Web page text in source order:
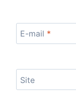
E-mail *
Site